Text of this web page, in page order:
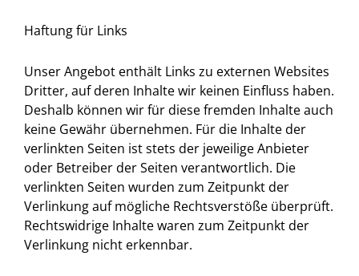
Haftung für Links
Unser Angebot enthält Links zu externen Websites
Dritter, auf deren Inhalte wir keinen Einfluss haben.
Deshalb können wir für diese fremden Inhalte auch
keine Gewähr übernehmen. Für die Inhalte der
verlinkten Seiten ist stets der jeweilige Anbieter
oder Betreiber der Seiten verantwortlich. Die
verlinkten Seiten wurden zum Zeitpunkt der
Verlinkung auf mögliche Rechtsverstöße überprüft.
Rechtswidrige Inhalte waren zum Zeitpunkt der
Verlinkung nicht erkennbar.